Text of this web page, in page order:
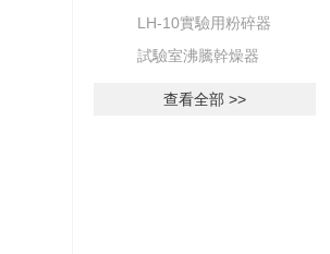
LH-10實驗用粉碎器
試驗室沸騰幹燥器
查看全部 >>